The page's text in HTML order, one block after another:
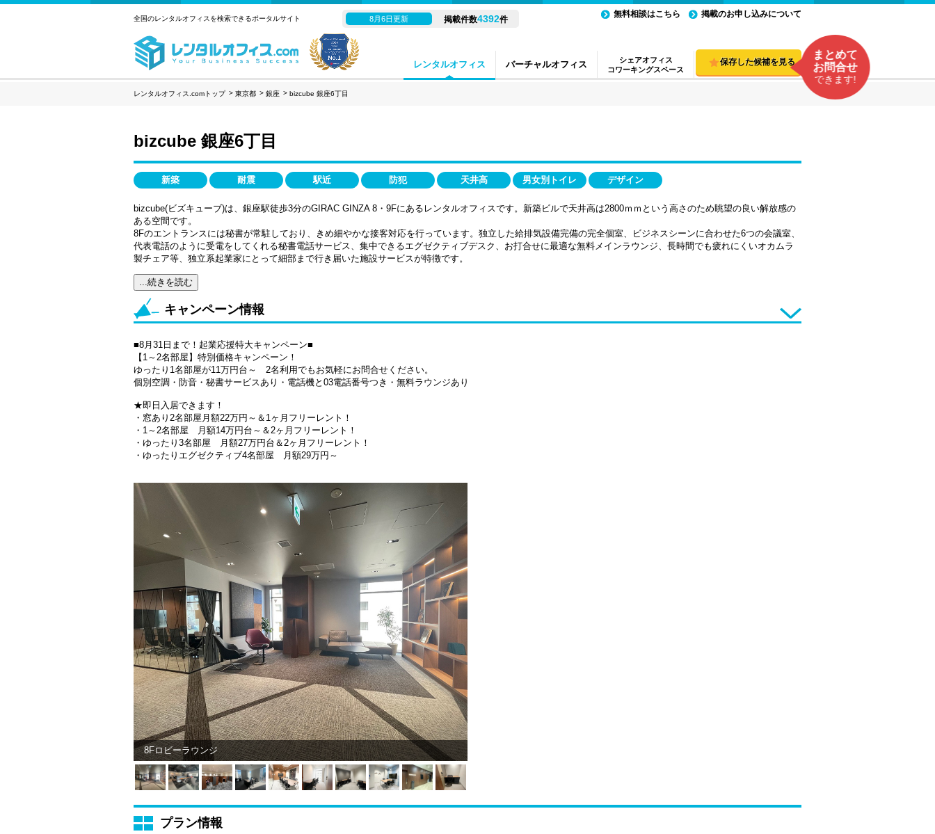
レンタルオフィス バーチャルオフィス
シェアオフィス
コワーキングスペース
全国のレンタルオフィスを検索できるポータルサイト 8月6日更新 掲載件数4392件
無料相談はこちら 掲載のお申し込みについて
保存した候補を見る
まとめて
お問合せ
できます!
レンタルオフィス.comトップ 東京都 銀座 bizcube 銀座6丁目
bizcube 銀座6丁目
新築 耐震 駅近 防犯 天井高 男女別トイレ デザイン
bizcube(ビズキューブ)は、銀座駅徒歩3分のGIRAC GINZA 8・9Fにあるレンタルオフィスです。新築ビルで天井高は2800ｍｍという高さのため眺望の良い解放感の
ある空間です。
8Fのエントランスには秘書が常駐しており、きめ細やかな接客対応を行っています。独立した給排気設備完備の完全個室、ビジネスシーンに合わせた6つの会議室、
代表電話のように受電をしてくれる秘書電話サービス、集中できるエグゼクティブデスク、お打合せに最適な無料メインラウンジ、長時間でも疲れにくいオカムラ
製チェア等、独立系起業家にとって細部まで行き届いた施設サービスが特徴です。
...続きを読む
キャンペーン情報
■8月31日まで！起業応援特大キャンペーン■
【1～2名部屋】特別価格キャンペーン！
ゆったり1名部屋が11万円台～ 2名利用でもお気軽にお問合せください。
個別空調・防音・秘書サービスあり・電話機と03電話番号つき・無料ラウンジあり
★即日入居できます！
・窓あり2名部屋月額22万円～＆1ヶ月フリーレント！
・1～2名部屋 月額14万円台～＆2ヶ月フリーレント！
・ゆったり3名部屋 月額27万円台＆2ヶ月フリーレント！
・ゆったりエグゼクティブ4名部屋 月額29万円～
8Fロビーラウンジ
プラン情報